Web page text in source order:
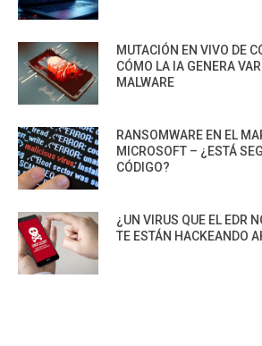
MUTACIÓN EN VIVO DE
CÓMO LA IA GENERA
MALWARE
RANSOMWARE EN EL
MICROSOFT – ¿ESTÁ
CÓDIGO?
¿UN VIRUS QUE EL EDR
TE ESTÁN HACKEANDO